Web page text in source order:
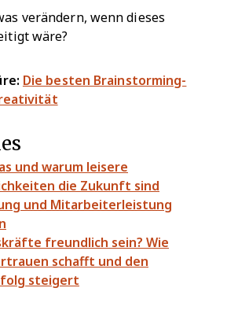
verändern, wenn dieses
wäre?
Die besten Brainstorming-
und warum leisere
die Zukunft sind
und Mitarbeiterleistung
freundlich sein? Wie
schafft und den
steigert